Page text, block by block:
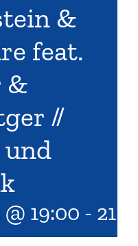
&
feat.
&
//
und
19:00 -